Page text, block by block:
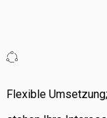
Flexible